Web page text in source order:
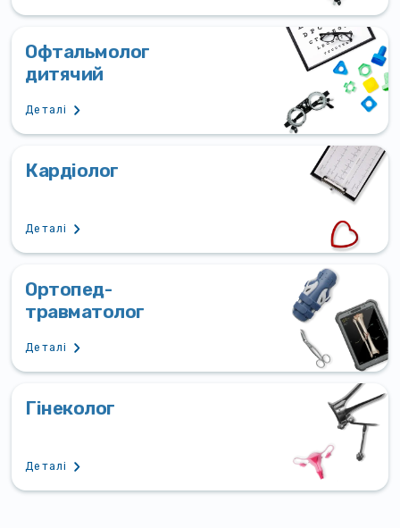
Офтальмолог
дитячий
Деталі
Кардіолог
Деталі
Ортопед-
травматолог
Деталі
Гінеколог
Деталі